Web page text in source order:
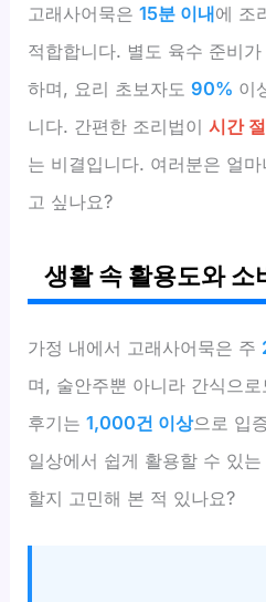
고래사어묵은15분 이내에 조
적합합니다. 별도 육수 준비
하며, 요리 초보자도90% 이
니다. 간편한 조리법이시간
는 비결입니다. 여러분은 얼
고 싶나요?
생활 속 활용도와 소
가정 내에서 고래사어묵은 주
며, 술안주뿐 아니라 간식으
후기는1,000건 이상으로 입
일상에서 쉽게 활용할 수 있
할지 고민해 본 적 있나요?